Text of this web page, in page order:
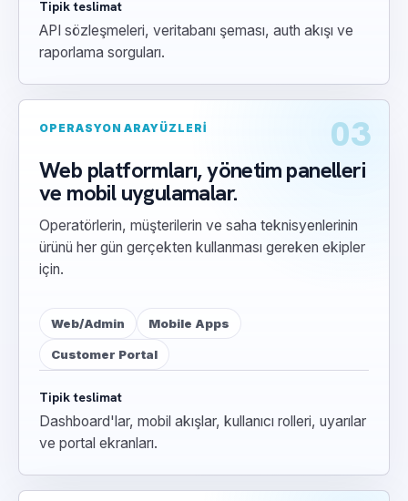
Tipik teslimat
API sözleşmeleri, veritabanı şeması, auth akışı ve
raporlama sorguları.
03
OPERASYON ARAYÜZLERI
Web platformları, yönetim panelleri
ve mobil uygulamalar.
Operatörlerin, müşterilerin ve saha teknisyenlerinin
ürünü her gün gerçekten kullanması gereken ekipler
için.
Web/Admin Mobile Apps
Customer Portal
Tipik teslimat
Dashboard'lar, mobil akışlar, kullanıcı rolleri, uyarılar
ve portal ekranları.